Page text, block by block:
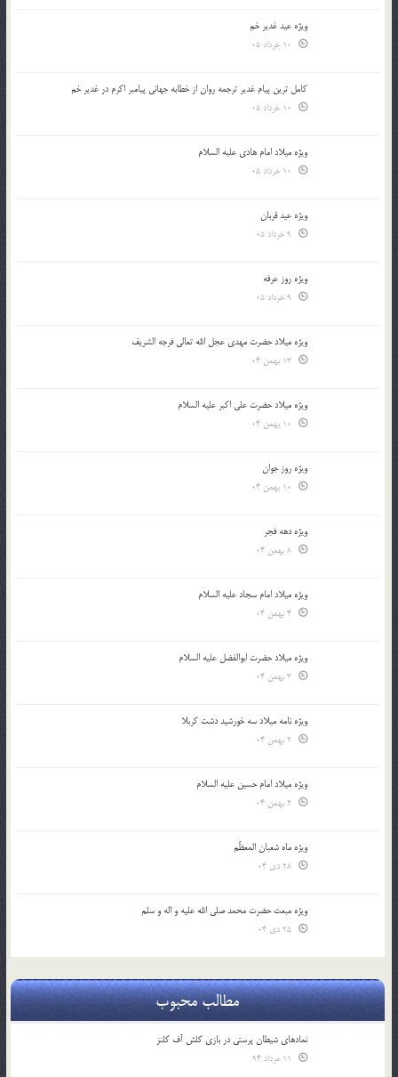
ویژه عید غدیر خم
کامل ترین پیام غدیر ترجمه روان از خطابه جهانی پیامبر اکرم در غدیر خم
ویژه میلاد امام هادی علیه السلام
ویژه عید قربان
ویژه روز عرفه
ویژه میلاد حضرت مهدی عجل الله تعالی فرجه الشريف
ویژه میلاد حضرت علی اکبر علیه السلام
ویژه روز جوان
ویژه دهه فجر
ویژه میلاد امام سجاد علیه السلام
ویژه میلاد حضرت ابوالفضل علیه السلام
ویژه نامه میلاد سه خورشید دشت کربلا
ویژه میلاد امام حسین علیه السلام
ویژه ماه شعبان المعظّم
ویژه مبعث حضرت محمد صلی الله علیه و اله و سلم
مطالب محبوب
نمادهای شیطان پرستی در بازی کلش آف کلنز